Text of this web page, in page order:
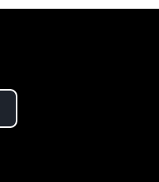
Video